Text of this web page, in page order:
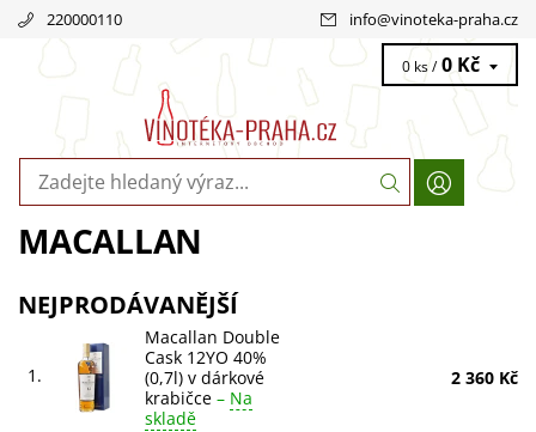
220000110 info@vinoteka-praha.cz
0 ks / 0 Kč
MACALLAN
NEJPRODÁVANĚJŠÍ
1.
Macallan Double
Cask 12YO 40%
(0,7l) v dárkové
krabičce – Na
skladě
2 360 Kč